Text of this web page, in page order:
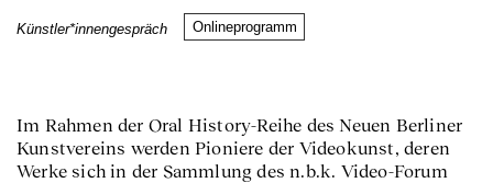
Künstler*innengespräch Onlineprogramm
Im Rahmen der Oral History-Reihe des Neuen Berliner
Kunstvereins werden Pioniere der Videokunst, deren
Werke sich in der Sammlung des n.b.k. Video-Forum